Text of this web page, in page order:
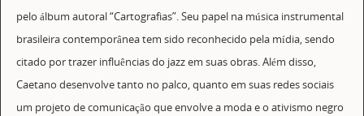
pelo álbum autoral “Cartografias”. Seu papel na música instrumental
brasileira contemporânea tem sido reconhecido pela mídia, sendo
citado por trazer influências do jazz em suas obras. Além disso,
Caetano desenvolve tanto no palco, quanto em suas redes sociais
um projeto de comunicação que envolve a moda e o ativismo negro